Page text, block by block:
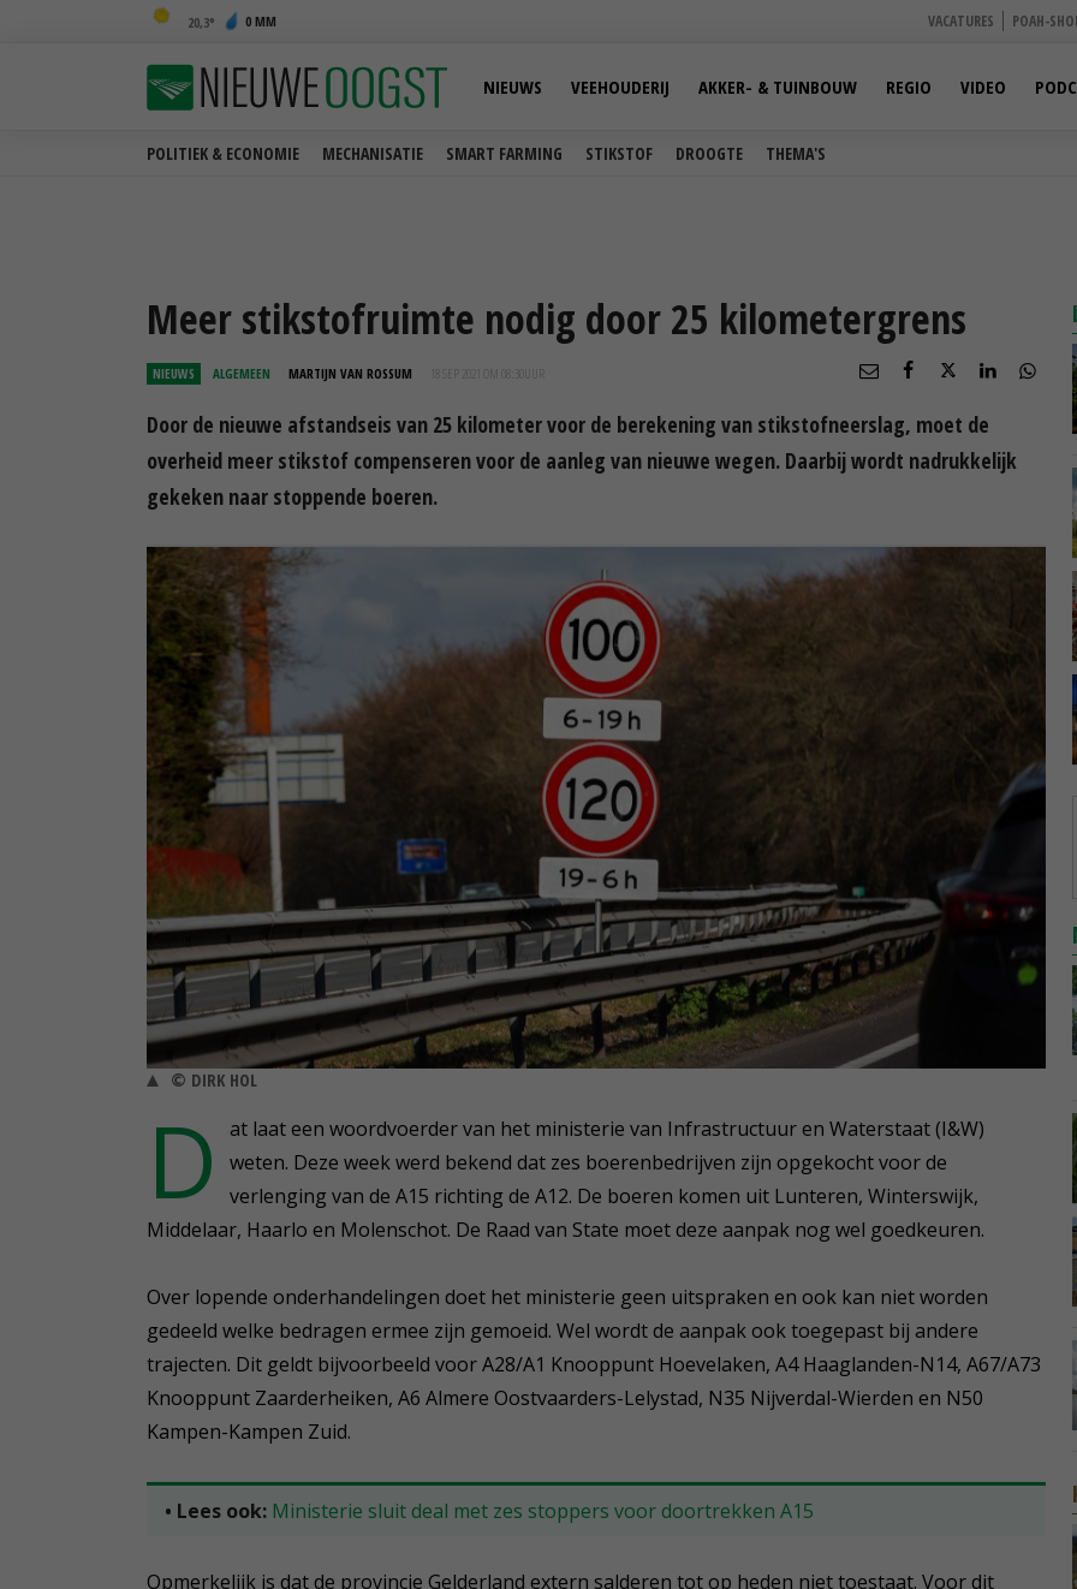
20,3 0 MM VACATURES POAH-
POLITIEK & ECONOMIE MECHANISATIE SMART FARMING STIKSTOF DROOGTE THEMA'S
NIEUWS VEEHOUDERIJ AKKER- & TUINBOUW REGIO VIDEO
Meer stikstofruimte nodig door 25 kilometergrens
NIEUWS ALGEMEEN MARTIJN VAN ROSSUM 18 SEP 2021 OM 08:30
Door de nieuwe afstandseis van 25 kilometer voor de berekening van stikstofneerslag, moet de
overheid meer stikstof compenseren voor de aanleg van nieuwe wegen. Daarbij wordt nadrukkelijk
gekeken naar stoppende boeren.
© DIRK HOL
D
at laat een woordvoerder van het ministerie van Infrastructuur en Waterstaat (I&W)
weten. Deze week werd bekend dat zes boerenbedrijven zijn opgekocht voor de
verlenging van de A15 richting de A12. De boeren komen uit Lunteren, Winterswijk,
Middelaar, Haarlo en Molenschot. De Raad van State moet deze aanpak nog wel goedkeuren.
Over lopende onderhandelingen doet het ministerie geen uitspraken en ook kan niet worden
gedeeld welke bedragen ermee zijn gemoeid. Wel wordt de aanpak ook toegepast bij andere
trajecten. Dit geldt bijvoorbeeld voor A28/A1 Knooppunt Hoevelaken, A4 Haaglanden-N14, A67/A73
Knooppunt Zaarderheiken, A6 Almere Oostvaarders-Lelystad, N35 Nijverdal-Wierden en N50
Kampen-Kampen Zuid.
• Lees ook: Ministerie sluit deal met zes stoppers voor doortrekken A15
Opmerkelijk is dat de provincie Gelderland extern salderen tot op heden niet toestaat. Voor dit